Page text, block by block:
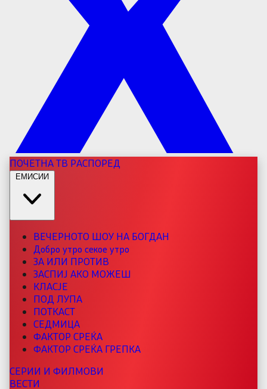
ПОЧЕТНАТВ РАСПОРЕД
ЕМИСИИ
ВЕЧЕРНОТО ШОУ НА БОГДАН
Добро утро секое утро
ЗА ИЛИ ПРОТИВ
ЗАСПИЈ АКО МОЖЕШ
КЛАСЈЕ
ПОД ЛУПА
ПОТКАСТ
СЕДМИЦА
ФАКТОР СРЕЌА
ФАКТОР СРЕЌА ГРЕПКА
СЕРИИ И ФИЛМОВИ
ВЕСТИ